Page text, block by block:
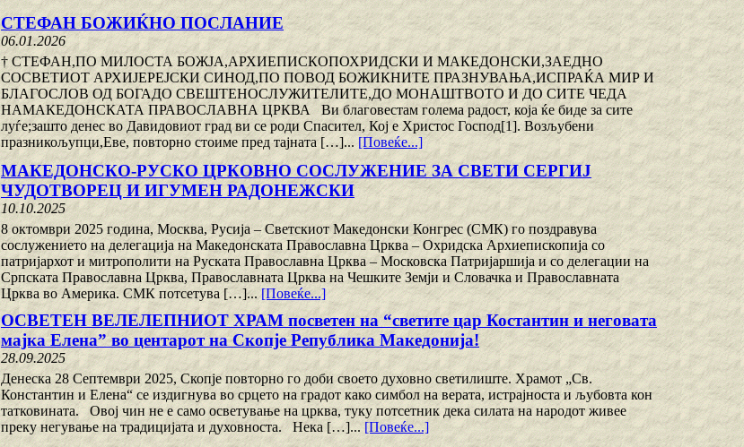
СТЕФАН БОЖИЌНО ПОСЛАНИЕ
06.01.2026
† СТЕФАН,ПО МИЛОСТА БОЖЈА,АРХИЕПИСКОПОХРИДСКИ И МАКЕДОНСКИ,ЗАЕДНО
СОСВЕТИОТ АРХИЈЕРЕЈСКИ СИНОД,ПО ПОВОД БОЖИКНИТЕ ПРАЗНУВАЊА,ИСПРАЌА МИР И
БЛАГОСЛОВ ОД БОГАДО СВЕШТЕНОСЛУЖИТЕЛИТЕ,ДО МОНАШТВОТО И ДО СИТЕ ЧЕДА
НАМАКЕДОНСКАТА ПРАВОСЛАВНА ЦРКВА Ви благовестам голема радост, која ќе биде за сите
луѓе;зашто денес во Давидовиот град ви се роди Спасител, Кој е Христос Господ[1]. Возљубени
празникољупци,Еве, повторно стоиме пред тајната […]... [Повеќе...]
МАКЕДОНСКО-РУСКО ЦРКОВНО СОСЛУЖЕНИЕ ЗА СВЕТИ СЕРГИЈ
ЧУДОТВОРЕЦ И ИГУМЕН РАДОНЕЖСКИ
10.10.2025
8 октомври 2025 година, Москва, Русија – Светскиот Македонски Конгрес (СМК) го поздравува
сослужението на делегација на Македонската Православна Црква – Охридска Архиепископија со
патријархот и митрополити на Руската Православна Црква – Московска Патријаршија и со делегации на
Српската Православна Црква, Православната Црква на Чешките Земји и Словачка и Православната
Црква во Америка. СМК потсетува […]...[Повеќе...]
ОСВЕТЕН ВЕЛЕЛЕПНИОТ ХРАМ посветен на “светите цар Костантин и неговата
мајка Елена” во центарот на Скопје Република Македонија!
28.09.2025
Денеска 28 Септември 2025, Скопје повторно го доби своето духовно светилиште. Храмот „Св.
Константин и Елена“ се издигнува во срцето на градот како симбол на верата, истрајноста и љубовта кон
татковината. Овој чин не е само осветување на црква, туку потсетник дека силата на народот живее
преку негување на традицијата и духовноста. Нека […]...[Повеќе...]